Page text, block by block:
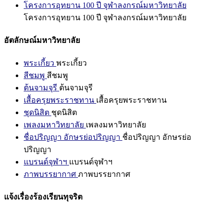
โครงการอุทยาน 100 ปี จุฬาลงกรณ์มหาวิทยาลัย
โครงการอุทยาน 100 ปี จุฬาลงกรณ์มหาวิทยาลัย
อัตลักษณ์มหาวิทยาลัย
พระเกี้ยว พระเกี้ยว
สีชมพู สีชมพู
ต้นจามจุรี ต้นจามจุรี
เสื้อครุยพระราชทาน เสื้อครุยพระราชทาน
ชุดนิสิต ชุดนิสิต
เพลงมหาวิทยาลัย เพลงมหาวิทยาลัย
ชื่อปริญญา อักษรย่อปริญญา ชื่อปริญญา อักษรย่อ
ปริญญา
แบรนด์จุฬาฯ แบรนด์จุฬาฯ
ภาพบรรยากาศ ภาพบรรยากาศ
แจ้งเรื่องร้องเรียนทุจริต